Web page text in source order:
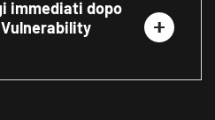
immediati dopo